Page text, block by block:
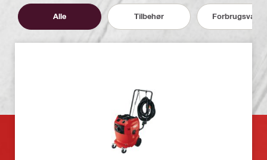
Alle Tilbehør Forbrugsvarer